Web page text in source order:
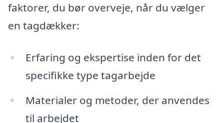
faktorer, du bør overveje, når du vælger
en tagdækker:
Erfaring og ekspertise inden for det
specifikke type tagarbejde
Materialer og metoder, der anvendes
til arbejdet